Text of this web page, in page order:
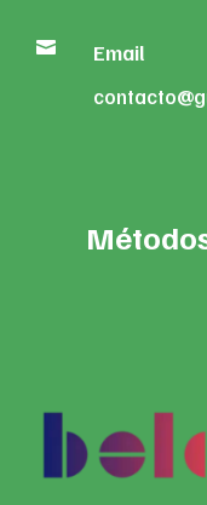
 Email